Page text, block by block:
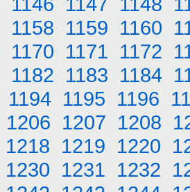
1158 1159 1160
1170 1171 1172
1182 1183 1184
1194 1195 1196
1206 1207 1208
1218 1219 1220
1230 1231 1232